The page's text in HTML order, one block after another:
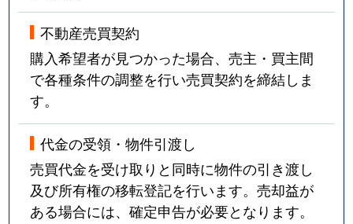
不動産売買契約
購入希望者が見つかった場合、売主・買主間
で各種条件の調整を行い売買契約を締結しま
す。
代金の受領・物件引渡し
売買代金を受け取りと同時に物件の引き渡し
及び所有権の移転登記を行います。売却益が
ある場合には、確定申告が必要となります。